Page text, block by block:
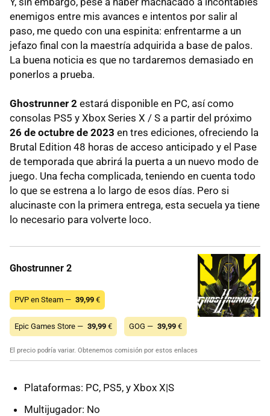
enemigos entre mis avances e intentos por salir al
paso, me quedo con una espinita: enfrentarme a un
jefazo final con la maestría adquirida a base de palos.
La buena noticia es que no tardaremos demasiado en
ponerlos a prueba.
Ghostrunner 2 estará disponible en PC, así como
consolas PS5 y Xbox Series X / S a partir del próximo
26 de octubre de 2023 en tres ediciones, ofreciendo la
Brutal Edition 48 horas de acceso anticipado y el Pase
de temporada que abrirá la puerta a un nuevo modo de
juego. Una fecha complicada, teniendo en cuenta todo
lo que se estrena a lo largo de esos días. Pero si
alucinaste con la primera entrega, esta secuela ya tiene
lo necesario para volverte loco.
Ghostrunner 2
PVP en Steam — 39,99 €
Epic Games Store — 39,99 € GOG — 39,99 €
El precio podría variar. Obtenemos comisión por estos enlaces
Plataformas: PC, PS5, y Xbox X|S
Multijugador: No